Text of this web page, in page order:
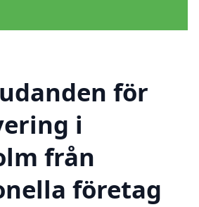
för
i
från
företag